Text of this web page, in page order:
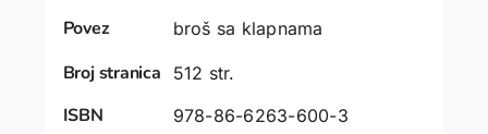
Povez broš sa klapnama
Broj stranica 512 str.
ISBN 978-86-6263-600-3